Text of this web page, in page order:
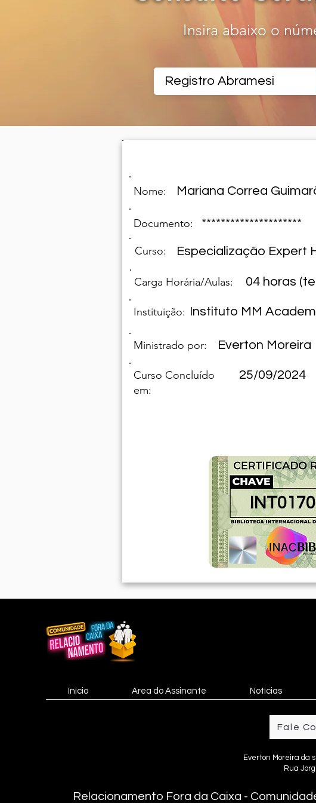
Insira abaixo o
Nome: Mariana Correa
Documento: *********************
Curso: Especialização Expert
Carga Horária/Aulas: 04 horas
Instituição: Instituto MM
Ministrado por: Everton Moreira
Curso Concluído
em:
25/09/2024
Início Area do Assinante Notícias
Fale
Everton Moreira da
Rua
Relacionamento Fora da Caixa -